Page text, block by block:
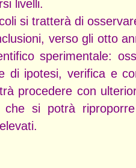
livelli.
si tratterà di
verso gli otto
sperimentale:
di ipotesi, verifica e
procedere con
si potrà